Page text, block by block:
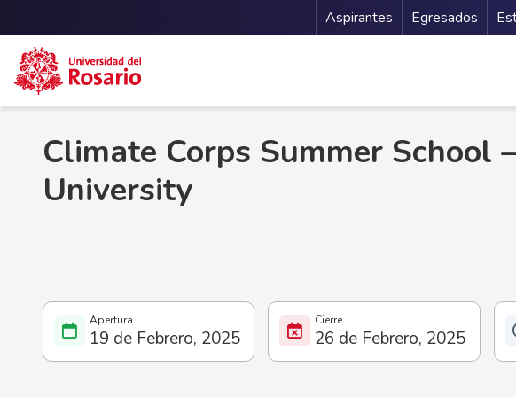
Menu
Aspirantes Egresados
19 de Febrero, 2025 26 de Febrero, 2025
Climate Corps Summer School
University